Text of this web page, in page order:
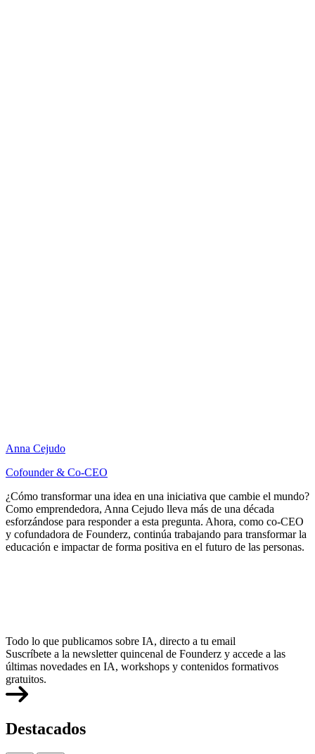
Anna Cejudo
Cofounder & Co-CEO
¿Cómo transformar una idea en una iniciativa que cambie el mundo?
Como emprendedora, Anna Cejudo lleva más de una década
esforzándose para responder a esta pregunta. Ahora, como co-CEO
y cofundadora de Founderz, continúa trabajando para transformar la
educación e impactar de forma positiva en el futuro de las personas.
Todo lo que publicamos sobre IA, directo a tu email
Suscríbete a la newsletter quincenal de Founderz y accede a las
últimas novedades en IA, workshops y contenidos formativos
gratuitos.
Destacados